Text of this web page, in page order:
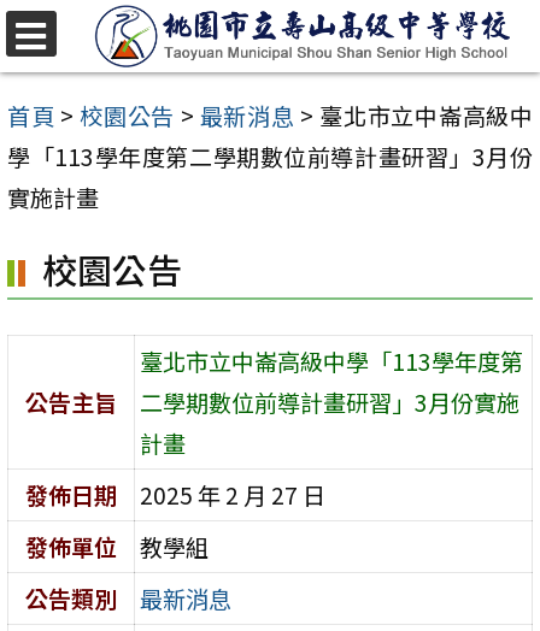
跳
至
主
要
內
區
首頁 > 校園公告 > 最新消息 > 臺北市立中崙高級中
學「113學年度第二學期數位前導計畫研習」3月份
實施計畫
校園公告
公告主旨
臺北市立中崙高級中學「113學年度第
二學期數位前導計畫研習」3月份實施
計畫
發佈日期
2025 年 2 月 27 日
發佈單位
教學組
公告類別
最新消息
選
單